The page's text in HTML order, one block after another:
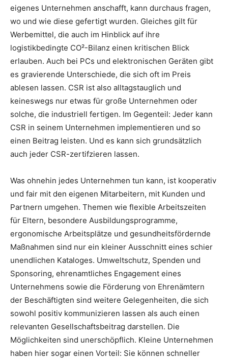
eigenes Unternehmen anschafft, kann durchaus fragen,
wo und wie diese gefertigt wurden. Gleiches gilt für
Werbemittel, die auch im Hinblick auf ihre
logistikbedingte CO²-Bilanz einen kritischen Blick
erlauben. Auch bei PCs und elektronischen Geräten gibt
es gravierende Unterschiede, die sich oft im Preis
ablesen lassen. CSR ist also alltagstauglich und
keineswegs nur etwas für große Unternehmen oder
solche, die industriell fertigen. Im Gegenteil: Jeder kann
CSR in seinem Unternehmen implementieren und so
einen Beitrag leisten. Und es kann sich grundsätzlich
auch jeder CSR-zertifzieren lassen.
Was ohnehin jedes Unternehmen tun kann, ist kooperativ
und fair mit den eigenen Mitarbeitern, mit Kunden und
Partnern umgehen. Themen wie flexible Arbeitszeiten
für Eltern, besondere Ausbildungsprogramme,
ergonomische Arbeitsplätze und gesundheitsfördernde
Maßnahmen sind nur ein kleiner Ausschnitt eines schier
unendlichen Kataloges. Umweltschutz, Spenden und
Sponsoring, ehrenamtliches Engagement eines
Unternehmens sowie die Förderung von Ehrenämtern
der Beschäftigten sind weitere Gelegenheiten, die sich
sowohl positiv kommunizieren lassen als auch einen
relevanten Gesellschaftsbeitrag darstellen. Die
Möglichkeiten sind unerschöpflich. Kleine Unternehmen
haben hier sogar einen Vorteil: Sie können schneller